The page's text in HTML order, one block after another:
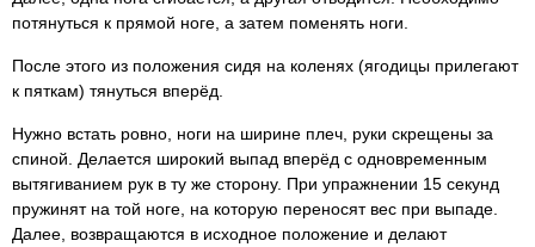
потянуться к прямой ноге, а затем поменять ноги.
После этого из положения сидя на коленях (ягодицы прилегают
к пяткам) тянуться вперёд.
Нужно встать ровно, ноги на ширине плеч, руки скрещены за
спиной. Делается широкий выпад вперёд с одновременным
вытягиванием рук в ту же сторону. При упражнении 15 секунд
пружинят на той ноге, на которую переносят вес при выпаде.
Далее, возвращаются в исходное положение и делают